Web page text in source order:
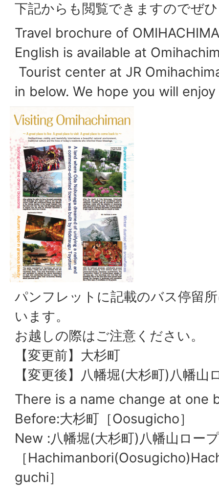
下記からも閲覧できますのでぜ
Travel brochure of
English is available at
Tourist center at JR
in below. We hope you will
パンフレットに記載のバス停留
います。
お越しの際はご注意ください。
【変更前】大杉町
【変更後】八幡堀(大杉町)八幡山
There is a name change at one
Before:大杉町 ［Oosugicho］
New :八幡堀(大杉町)八幡山ロー
［
guchi］